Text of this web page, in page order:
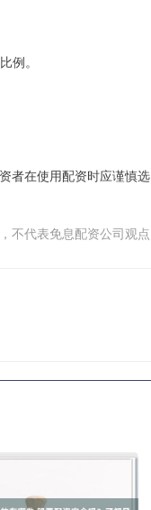
例。
者在使用配资时应谨慎选
不代表免息配资公司观点